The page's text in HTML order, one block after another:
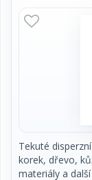
Tekuté
korek, dřevo,
materiály a